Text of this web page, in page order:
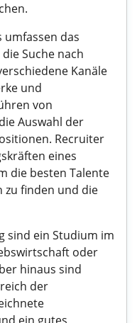
umfassen das
Suche nach
Kanäle
und
von
Auswahl der
Recruiter
eines
die besten Talente
zu finden und die
sind ein Studium im
oder
hinaus sind
der